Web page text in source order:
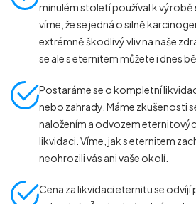
minulém století používal k výrobě
víme, že se jedná o silně
extrémně škodlivý vliv na naše
se ale s eternitem můžete i dnes
Postaráme se o kompletní
nebo zahrady. Máme zkušenosti
naložením a odvozem
likvidaci. Víme, jak s eternitem
neohrozili vás ani vaše okolí.
Cena za likvidaci eternitu se